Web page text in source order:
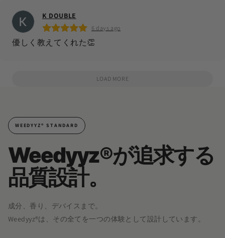
K DOUBLE
6 days ago
優しく教えてくれた👏
LOAD MORE
WEEDYYZ®︎ STANDARD
Weedyyz®︎が追求する
品質設計。
成分、香り、デバイスまで。
Weedyyz®︎は、その全てを一つの体験として設計しています。